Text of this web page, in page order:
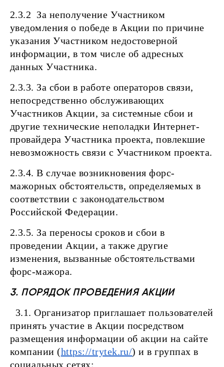
2.3.2 За неполучение Участником
уведомления о победе в Акции по причине
указания Участником недостоверной
информации, в том числе об адресных
данных Участника.
2.3.3. За сбои в работе операторов связи,
непосредственно обслуживающих
Участников Акции, за системные сбои и
другие технические неполадки Интернет-
провайдера Участника проекта, повлекшие
невозможность связи с Участником проекта.
2.3.4. В случае возникновения форс-
мажорных обстоятельств, определяемых в
соответствии с законодательством
Российской Федерации.
2.3.5. За переносы сроков и сбои в
проведении Акции, а также другие
изменения, вызванные обстоятельствами
форс-мажора.
3. ПОРЯДОК ПРОВЕДЕНИЯ АКЦИИ
3.1. Организатор приглашает пользователей
принять участие в Акции посредством
размещения информации об акции на сайте
компании (https://trytek.ru/) и в группах в
социальных сетях: